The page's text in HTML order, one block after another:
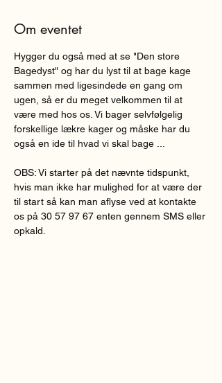
Om eventet
Hygger du også med at se "Den store
Bagedyst" og har du lyst til at bage kage
sammen med ligesindede en gang om
ugen, så er du meget velkommen til at
være med hos os. Vi bager selvfølgelig
forskellige lækre kager og måske har du
også en ide til hvad vi skal bage ...
OBS: Vi starter på det nævnte tidspunkt,
hvis man ikke har mulighed for at være der
til start så kan man aflyse ved at kontakte
os på 30 57 97 67 enten gennem SMS eller
opkald.